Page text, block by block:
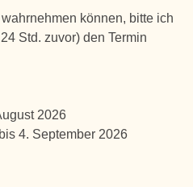
können, bitte ich
Std. zuvor) den Termin
2026
2026